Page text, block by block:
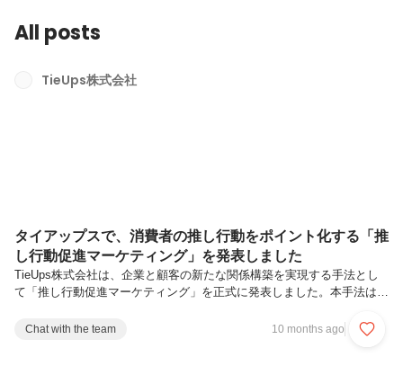
ポイント化する「推し行動促進マーケ
All posts
TieUps株式会社
タイアップスで、消費者の推し行動をポイント化する「推
し行動促進マーケティング」を発表しました
TieUps株式会社は、企業と顧客の新たな関係構築を実現する手法とし
て「推し行動促進マーケティング」を正式に発表しました。本手法は、
の行動の貢献度をAIが定性評価を含めて数値化し、貢献度に応じてスコ
Chat with the team 10 months ago